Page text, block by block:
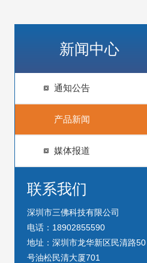
新闻中心
通知公告
产品新闻
媒体报道
联系我们
深圳市三佛科技有限公司
电话：18902855590
地址：深圳市龙华新区民清路50
号油松民清大厦701